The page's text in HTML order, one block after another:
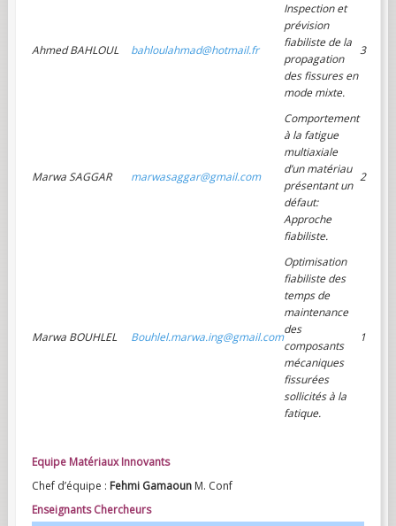
Ahmed BAHLOUL bahloulahmad@hotmail.fr
Inspection et
prévision
fiabiliste de la
propagation
des fissures en
mode mixte.
3
Marwa SAGGAR marwasaggar@gmail.com
Comportement
à la fatigue
multiaxiale
d’un matériau
présentant un
défaut:
Approche
fiabiliste.
2
Marwa BOUHLEL Bouhlel.marwa.ing@gmail.com
Optimisation
fiabiliste des
temps de
maintenance
des
composants
mécaniques
fissurées
sollicités à la
fatique.
1
Equipe Matériaux Innovants
Chef d’équipe : Fehmi GamaounM. Conf
Enseignants Chercheurs